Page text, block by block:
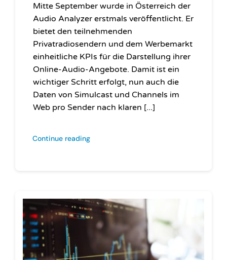
Mitte September wurde in Österreich der
Audio Analyzer erstmals veröffentlicht. Er
bietet den teilnehmenden
Privatradiosendern und dem Werbemarkt
einheitliche KPIs für die Darstellung ihrer
Online-Audio-Angebote. Damit ist ein
wichtiger Schritt erfolgt, nun auch die
Daten von Simulcast und Channels im
Web pro Sender nach klaren [...]
Continue reading